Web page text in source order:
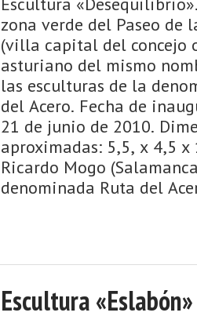
zona verde del Paseo de
(villa capital del concejo
asturiano del mismo
las esculturas de la
del Acero. Fecha de
21 de junio de 2010.
aproximadas: 5,5, x 4,5 x
Ricardo Mogo
denominada Ruta del
Escultura